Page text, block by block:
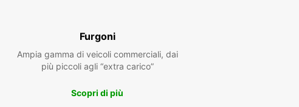
Furgoni
Ampia gamma di veicoli commerciali, dai
più piccoli agli “extra carico”
Scopri di più